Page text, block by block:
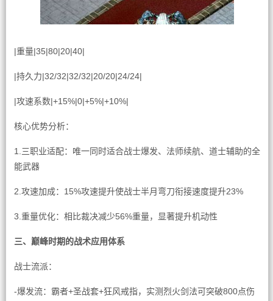
|重量|35|80|20|40|
|持久力|32/32|32/32|20/20|24/24|
|攻速系数|+15%|0|+5%|+10%|
核心优势分析：
1.三职业适配：唯一同时适合战士爆发、法师续航、道士辅助的全
能武器
2.攻速加成：15%攻速提升使战士半月弯刀衔接速度提升23%
3.重量优化：相比裁决减少56%重量，显著提升机动性
三、巅峰时期的战术应用体系
战士流派：
-爆发流：霸者+圣战套+狂风戒指，实测烈火剑法可突破800点伤